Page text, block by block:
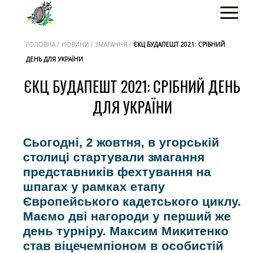
ГОЛОВНА / НОВИНИ / ЗМАГАННЯ / ЄКЦ БУДАПЕШТ 2021: СРІБНИЙ
ДЕНЬ ДЛЯ УКРАЇНИ
ЄКЦ БУДАПЕШТ 2021: СРІБНИЙ ДЕНЬ
ДЛЯ УКРАЇНИ
Сьогодні, 2 жовтня, в угорській
столиці стартували змагання
представників фехтування на
шпагах у рамках етапу
Європейського кадетського циклу.
Маємо дві нагороди у перший же
день турніру. Максим Микитенко
став віцечемпіоном в особистій